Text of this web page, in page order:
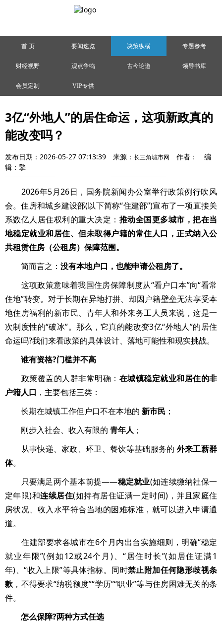
首 页 要闻速览 决策纵横 专题参考
财经视野 观点争鸣 古今论道 领导书库
会员定制 VIP专供
3亿“外地人”的居住命运，这项新政真的
能改变吗？
发布日期：2026-05-27 07:13:39 来源： 长三角城市网 作者：
编
辑：擎
2026年5月26日，国务院新闻办公室举行政策例行吹风
会。住房和城乡建设部(以下简称“住建部”)宣布了一项直接关
系数亿人居住权利的重大决定： 推动全国更多城市，把在当
地稳定就业和居住、但未取得户籍的常住人口，正式纳入公
共租赁住房（公租房）保障范围。
简而言之： 没有本地户口，也能申请公租房了。
这项政策意味着我国住房保障制度从“看户口本”向“看常
住地”转变。对于长期在异地打拼、却因户籍壁垒无法享受本
地住房福利的新市民、青年人和外来务工人员来说，这是一
次制度性的“破冰”。那么，它真的能改变3亿“外地人”的居住
命运吗?我们来看政策的具体设计、落地可能性和现实挑战。
谁有资格?门槛并不高
政策覆盖的人群非常明确： 在城镇稳定就业和居住的非
户籍人口 ，主要包括三类：
长期在城镇工作但户口不在本地的 新市民 ；
刚步入社会、收入有限的 青年人 ；
从事快递、家政、环卫、餐饮等基础服务的 外来工薪群
体。
只要满足两个基本前提——稳定就业(如连续缴纳社保一
定年限)和连续居住(如持有居住证满一定时间)，并且家庭住
房状况、收入水平符合当地的困难标准，就可以进入申请通
道。
住建部要求各城市在6个月内出台实施细则，明确“稳定
就业年限”(例如12或24个月)、“居住时长”(如居住证满1
年)、“收入上限”等具体指标。同时禁止附加任何隐形歧视条
款 ，不得要求“纳税额度”“学历”“职业”等与住房困难无关的条
件。
怎么保障?两种方式任选